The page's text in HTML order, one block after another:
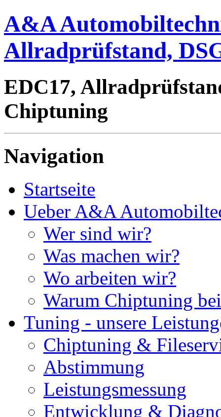
A&A
Allradprüfstand,
EDC17,
Chiptuning
Navigation
Startseite
Ueber A&A
Wer sind wir?
Was machen wir?
Wo arbeiten wir?
Warum Chiptuning
Tuning - unsere
Chiptuning &
Abstimmung
Leistungsmessung
Entwicklung &